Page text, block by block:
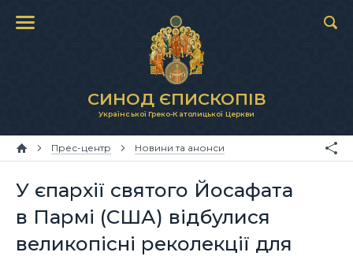
СИНОД ЄПИСКОПІВ
Української Греко-Католицької Церкви
Прес-центр Новини та анонси
У єпархії святого Йосафата
в Пармі (США) відбулися
великопісні реколекції для